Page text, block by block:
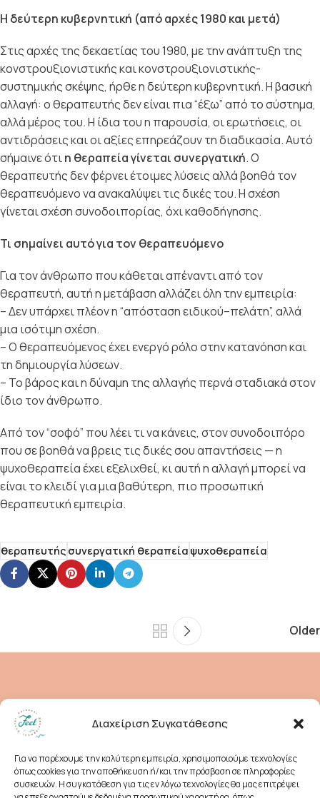
Διαχείριση Συγκατάθεσης
Για να παρέχουμε την καλύτερη εμπειρία, χρησιμοποιούμε τεχνολογίες
όπως cookies για την αποθήκευση ή/και την πρόσβαση σε πληροφορίες
συσκευών. Η συγκατάθεση για τις εν λόγω τεχνολογίες θα μας επιτρέψει
Η δεύτερη κυβερνητική (από αρχές 1980 και μετά)
Στις αρχές της δεκαετίας του 1980, με την ανάπτυξη της
κονστρουξιονιστικής και κονστρουξιονιστικής-
συστημικής σκέψης, ήρθε η δεύτερη κυβερνητική. Η βασική
αλλαγή: ο θεραπευτής δεν είναι πια “έξω” από το σύστημα,
αλλά μέρος του. Η ίδια του η παρουσία, οι ερωτήσεις, οι
αντιδράσεις και οι αξίες επηρεάζουν τη διαδικασία. Αυτό
σήμαινε ότιη θεραπεία γίνεται συνεργατική. Ο
θεραπευτής δεν φέρνει έτοιμες λύσεις αλλά βοηθά τον
θεραπευόμενο να ανακαλύψει τις δικές του. Η σχέση
γίνεται σχέση συνοδοιπορίας, όχι καθοδήγησης.
Τι σημαίνει αυτό για τον θεραπευόμενο
Για τον άνθρωπο που κάθεται απέναντι από τον
θεραπευτή, αυτή η μετάβαση αλλάζει όλη την εμπειρία:
– Δεν υπάρχει πλέον η “απόσταση ειδικού–πελάτη”, αλλά
μια ισότιμη σχέση.
– Ο θεραπευόμενος έχει ενεργό ρόλο στην κατανόηση και
τη δημιουργία λύσεων.
– Το βάρος και η δύναμη της αλλαγής περνά σταδιακά στον
ίδιο τον άνθρωπο.
Από τον “σοφό” που λέει τι να κάνεις, στον συνοδοιπόρο
που σε βοηθά να βρεις τις δικές σου απαντήσεις — η
ψυχοθεραπεία έχει εξελιχθεί, κι αυτή η αλλαγή μπορεί να
είναι το κλειδί για μια βαθύτερη, πιο προσωπική
θεραπευτική εμπειρία.
θεραπευτήςσυνεργατική θεραπείαψυχοθεραπεία
Older